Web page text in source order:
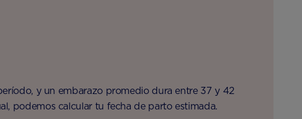
y un embarazo promedio dura entre 37 y 42
podemos calcular tu fecha de parto estimada.